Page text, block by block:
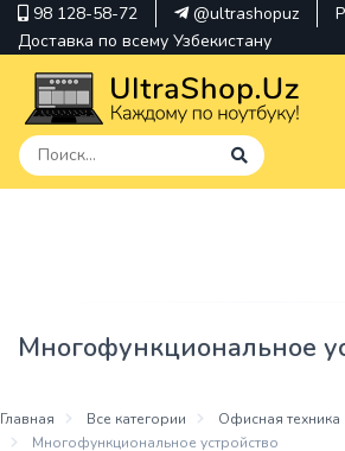
98 128-58-72 @ultrashopuz
Доставка по всему Узбекистану
Hp
Многофункциональное
Главная Все категории
Офисная техника
Многофункциональное устройство